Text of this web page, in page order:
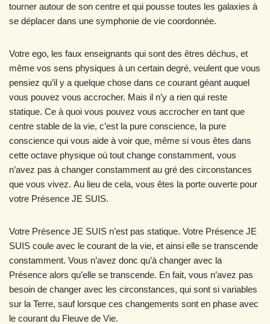
tourner autour de son centre et qui pousse toutes les galaxies à
se déplacer dans une symphonie de vie coordonnée.
Votre ego, les faux enseignants qui sont des êtres déchus, et
même vos sens physiques à un certain degré, veulent que vous
pensiez qu’il y a quelque chose dans ce courant géant auquel
vous pouvez vous accrocher. Mais il n’y a rien qui reste
statique. Ce à quoi vous pouvez vous accrocher en tant que
centre stable de la vie, c’est la pure conscience, la pure
conscience qui vous aide à voir que, même si vous êtes dans
cette octave physique où tout change constamment, vous
n’avez pas à changer constamment au gré des circonstances
que vous vivez. Au lieu de cela, vous êtes la porte ouverte pour
votre Présence JE SUIS.
Votre Présence JE SUIS n’est pas statique. Votre Présence JE
SUIS coule avec le courant de la vie, et ainsi elle se transcende
constamment. Vous n’avez donc qu’à changer avec la
Présence alors qu’elle se transcende. En fait, vous n’avez pas
besoin de changer avec les circonstances, qui sont si variables
sur la Terre, sauf lorsque ces changements sont en phase avec
le courant du Fleuve de Vie.